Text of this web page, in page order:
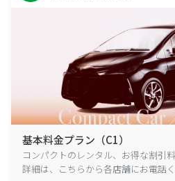
基本料金プラン（C1）
コンパクトのレンタル、お得な割引
詳細は、こちらから各店舗にお電話く